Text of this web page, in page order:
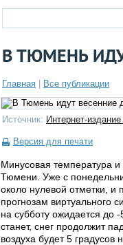
В ТЮМЕНЬ
Главная Все публикации
Источник: Интернет-
Версия для печати
Минусовая температура
Тюмени. Уже с
около нулевой отметки, и
прогнозам виртуального
на субботу ожидается до
станет, снег продолжит
воздуха будет 5